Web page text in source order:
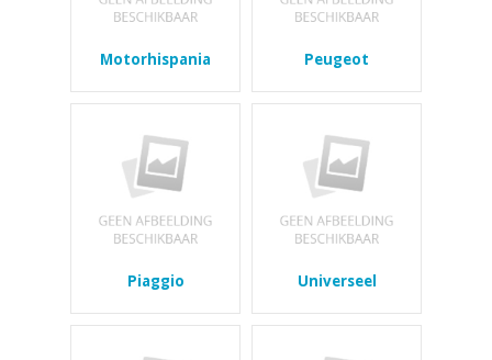
Motorhispania Peugeot
Piaggio Universeel